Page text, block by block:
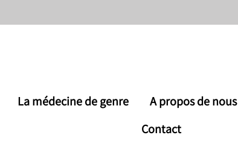
La médecine de genre A propos de nous
Contact